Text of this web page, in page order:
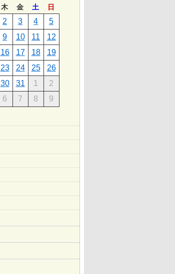
木 金 土 日
2 3 4
5
9 10 11
12
16 17 18
19
23 24 25
26
30 31 1
2
6 7 8 9